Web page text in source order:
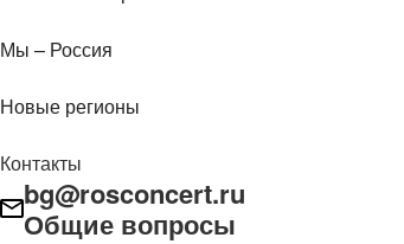
Мы – Россия
Новые регионы
Контакты
bg@rosconcert.ru
Общие вопросы